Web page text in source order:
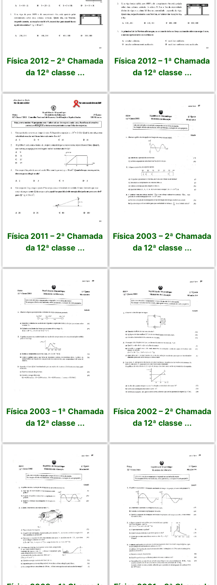
Física 2012 – 2ª Chamada
da 12ª classe ...
Física 2012 – 1ª Chamada
da 12ª classe ...
Física 2011 – 2ª Chamada
da 12ª classe ...
Física 2003 – 2ª Chamada
da 12ª classe ...
Física 2003 – 1ª Chamada
da 12ª classe ...
Física 2002 – 2ª Chamada
da 12ª classe ...